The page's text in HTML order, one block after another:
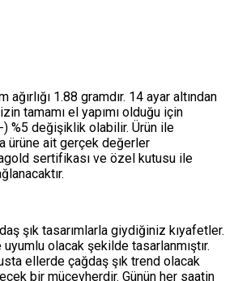
ağırlığı 1.88 gramdır. 14 ayar altından
tamamı el yapımı olduğu için
%5 değişiklik olabilir. Ürün ile
ürüne ait gerçek değerler
sertifikası ve özel kutusu ile
şık tasarımlarla giydiğiniz kıyafetler.
olacak şekilde tasarlanmıştır.
ellerde çağdaş şık trend olacak
bir mücevherdir. Günün her saatin